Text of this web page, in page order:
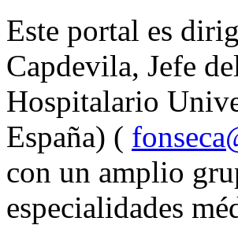
Este portal es
Capdevila, Jefe
Hospitalario
España) (
con un amplio
especialidades